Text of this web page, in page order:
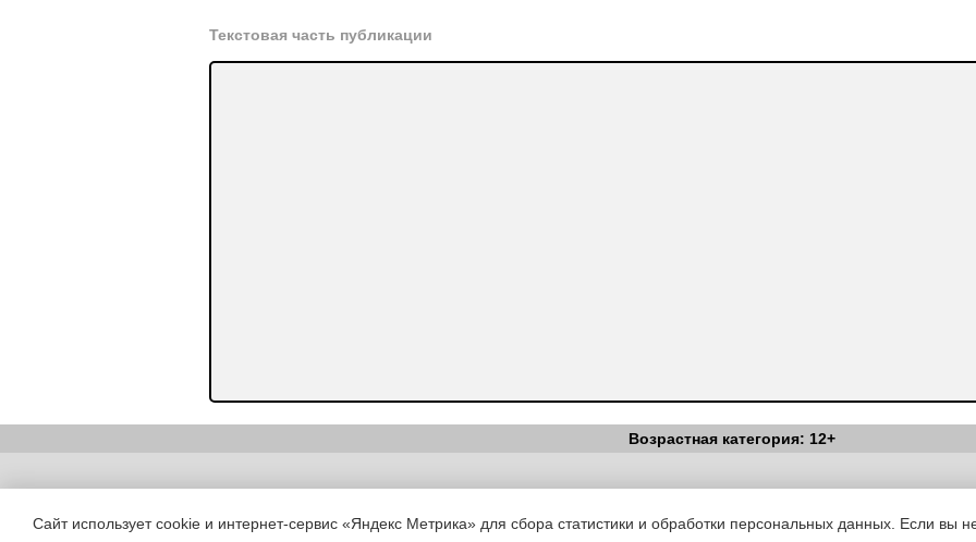
Текстовая часть публикации
Возрастная категория: 12+
Copyright (c) |Вестник Педагога|Об издании|Условия|Политика
Сайт использует cookie и интернет-сервис «Яндекс Метрика» для сбора статистики и обработки персональных данных. Если вы